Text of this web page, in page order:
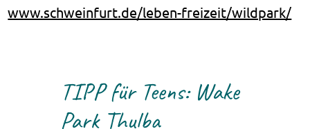
www.schweinfurt.de/leben-freizeit/wildpark/
TIPP für Teens: Wake
Park Thulba